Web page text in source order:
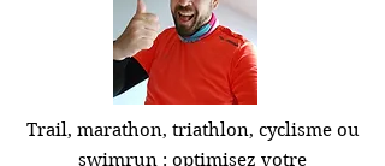
Trail, marathon, triathlon, cyclisme ou
swimrun : optimisez votre